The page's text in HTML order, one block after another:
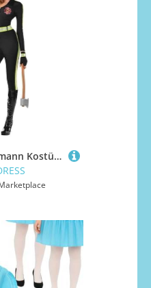
Damen Feuerwehrmann Kostüm - Feuerwehrfrau Verkleidung Outfit - Lustige Feuerwehrmann Uniform für Junggesellinnenabschiede, Festivals, Halloween & Themenveranstaltungen